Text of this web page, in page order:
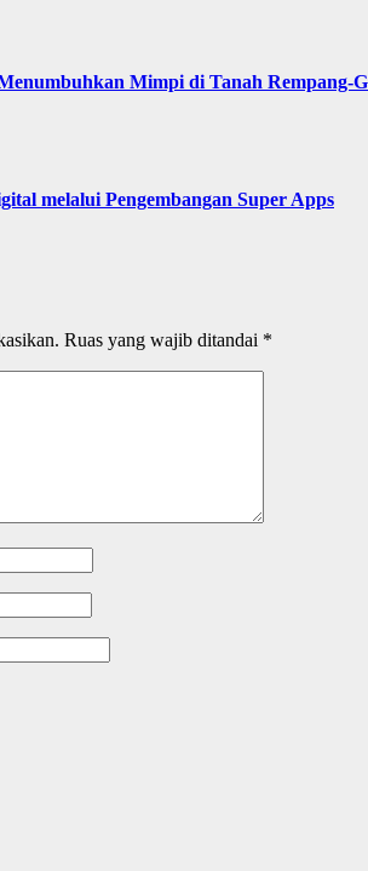
Mimpi di Tanah Rempang-
melalui Pengembangan Super Apps
Ruas yang wajib ditandai *